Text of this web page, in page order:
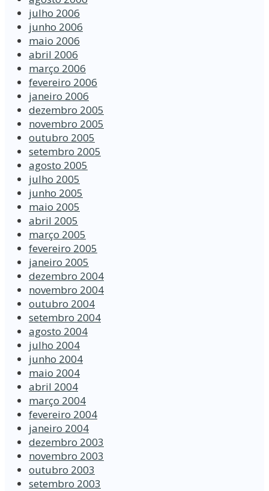
julho 2006
junho 2006
maio 2006
abril 2006
março 2006
fevereiro 2006
janeiro 2006
dezembro 2005
novembro 2005
outubro 2005
setembro 2005
agosto 2005
julho 2005
junho 2005
maio 2005
abril 2005
março 2005
fevereiro 2005
janeiro 2005
dezembro 2004
novembro 2004
outubro 2004
setembro 2004
agosto 2004
julho 2004
junho 2004
maio 2004
abril 2004
março 2004
fevereiro 2004
janeiro 2004
dezembro 2003
novembro 2003
outubro 2003
setembro 2003